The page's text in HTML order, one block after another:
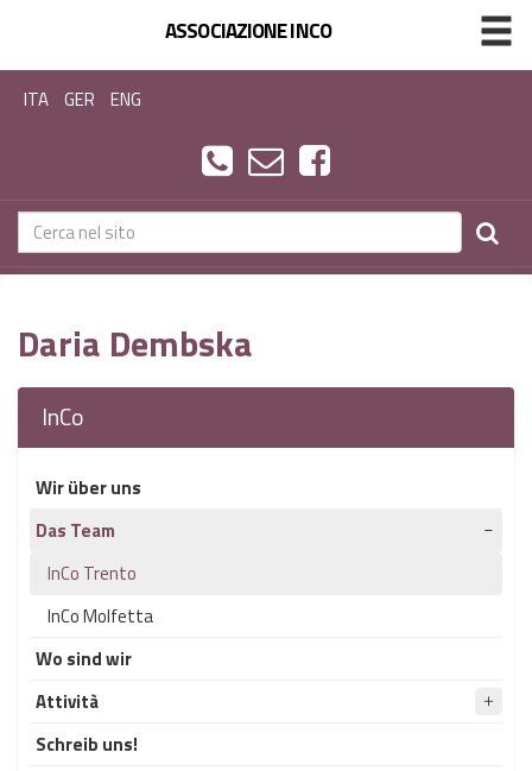
ASSOCIAZIONE INCO
ITA GER ENG
Daria Dembska
InCo
Wir über uns
Das Team
InCo Trento
InCo Molfetta
Wo sind wir
Attività
Schreib uns!